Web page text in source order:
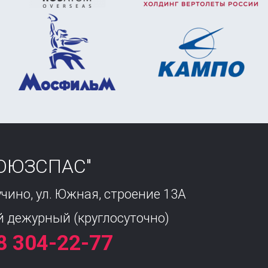
ул. Южная, строение 13А
(круглосуточно)
304-22-77